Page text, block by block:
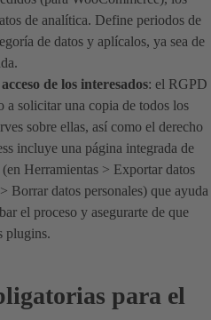
de analítica. Define periodos de
de datos y aplícalos, ya sea de
de los interesados: el RGPD
a solicitar una copia de todos los
sobre ellas, así como el derecho
incluye una página integrada de
Herramientas > Exportar datos
Borrar datos personales) que ayuda
el proceso y asegurarte de que
plugins.
para el